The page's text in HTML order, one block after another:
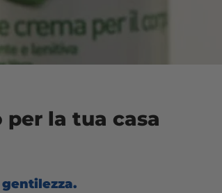
la tua casa